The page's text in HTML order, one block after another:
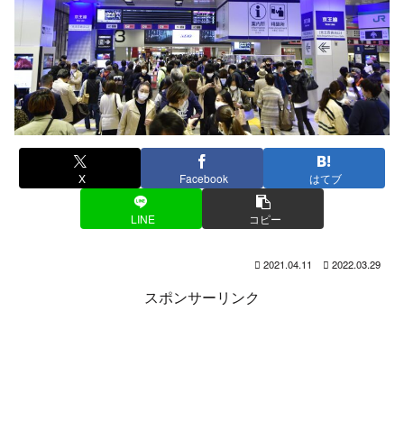
X Facebook はてブ
LINE コピー
2021.04.11 2022.03.29
スポンサーリンク